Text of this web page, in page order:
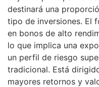
destinará una
tipo de inversiones. El
en bonos de alto
lo que implica una
un perfil de riesgo
tradicional. Está
mayores retornos y